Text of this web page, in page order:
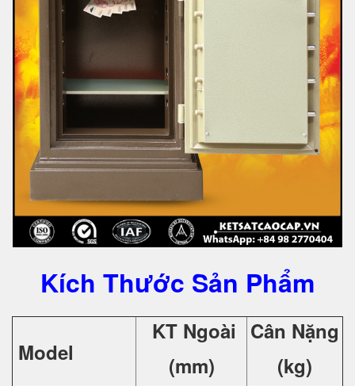
Kích Thước Sản Phẩm
Model
KT Ngoài
(mm)
Cân Nặng
(kg)